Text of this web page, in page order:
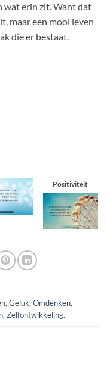
wat erin zit. Want dat
maar een mooi leven
die er bestaat.
Positiviteit
,Geluk,Omdenken,
,Zelfontwikkeling.